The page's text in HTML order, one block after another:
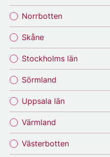
Norrbotten
Skåne
Stockholms län
Sörmland
Uppsala län
Värmland
Västerbotten